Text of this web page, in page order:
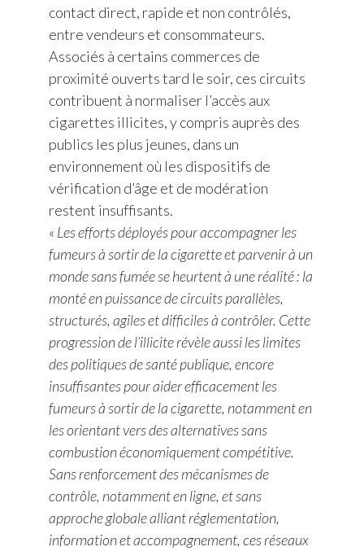
Türkiye
Ukraine
United Arab Emirates
United Kingdom
United States
Vietnam
contact direct, rapide et non contrôlés,
entre vendeurs et consommateurs.
Associés à certains commerces de
proximité ouverts tard le soir, ces circuits
contribuent à normaliser l’accès aux
cigarettes illicites, y compris auprès des
publics les plus jeunes, dans un
environnement où les dispositifs de
vérification d’âge et de modération
restent insuffisants.
« Les efforts déployés pour accompagner les
fumeurs à sortir de la cigarette et parvenir à un
monde sans fumée se heurtent à une réalité : la
monté en puissance de circuits parallèles,
structurés, agiles et difficiles à contrôler. Cette
progression de l’illicite révèle aussi les limites
des politiques de santé publique, encore
insuffisantes pour aider efficacement les
fumeurs à sortir de la cigarette, notamment en
les orientant vers des alternatives sans
combustion économiquement compétitive.
Sans renforcement des mécanismes de
contrôle, notamment en ligne, et sans
approche globale alliant réglementation,
information et accompagnement, ces réseaux